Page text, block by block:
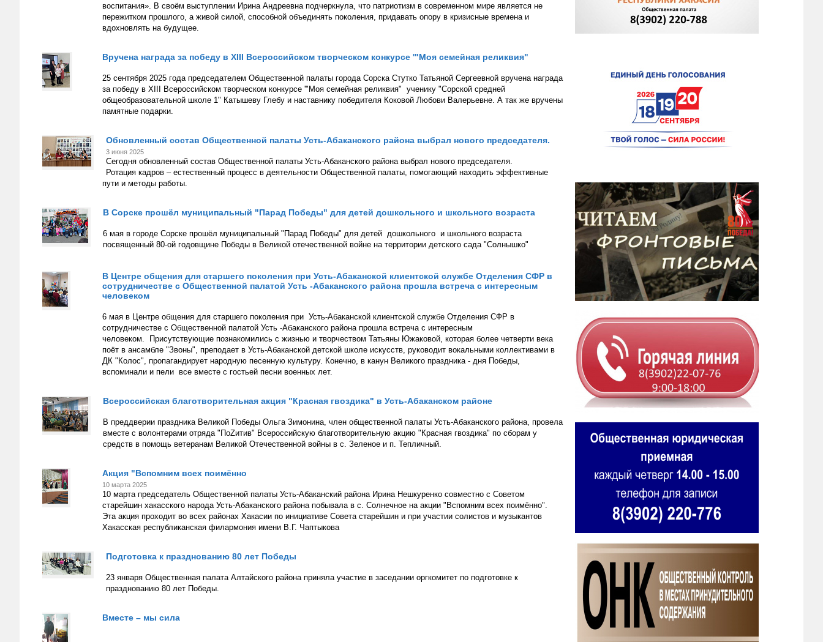
воспитания». В своём выступлении Ирина Андреевна подчеркнула, что патриотизм в современном мире является не
пережитком прошлого, а живой силой, способной объединять поколения, придавать опору в кризисные времена и
вдохновлять на будущее.
Вручена награда за победу в XIII Всероссийском творческом конкурсе '"Моя семейная реликвия"
25 сентября 2025 года председателем Общественной палаты города Сорска Стутко Татьяной Сергеевной вручена награда
за победу в XIII Всероссийском творческом конкурсе '"Моя семейная реликвия" ученику "Сорской средней
общеобразовательной школе 1" Катышеву Глебу и наставнику победителя Коковой Любови Валерьевне. А так же вручены
памятные подарки.
Обновленный состав Общественной палаты Усть-Абаканского района выбрал нового председателя.
3 июня 2025
Сегодня обновленный состав Общественной палаты Усть-Абаканского района выбрал нового председателя.
Ротация кадров – естественный процесс в деятельности Общественной палаты, помогающий находить эффективные
пути и методы работы.
В Сорске прошёл муниципальный "Парад Победы" для детей дошкольного и школьного возраста
6 мая в городе Сорске прошёл муниципальный "Парад Победы" для детей дошкольного и школьного возраста
посвященный 80-ой годовщине Победы в Великой отечественной войне на территории детского сада "Солнышко"
В Центре общения для старшего поколения при Усть-Абаканской клиентской службе Отделения СФР в
сотрудничестве с Общественной палатой Усть -Абаканского района прошла встреча с интересным
человеком
6 мая в Центре общения для старшего поколения при Усть-Абаканской клиентской службе Отделения СФР в
сотрудничестве с Общественной палатой Усть -Абаканского района прошла встреча с интересным
человеком. Присутствующие познакомились с жизнью и творчеством Татьяны Южаковой, которая более четверти века
поёт в ансамбле "Звоны", преподает в Усть-Абаканской детской школе искусств, руководит вокальными коллективами в
ДК "Колос", пропагандирует народную песенную культуру. Конечно, в канун Великого праздника - дня Победы,
вспоминали и пели все вместе с гостьей песни военных лет.
Всероссийская благотворительная акция "Красная гвоздика" в Усть-Абаканском районе
В преддверии праздника Великой Победы Ольга Зимонина, член общественной палаты Усть-Абаканского района, провела
вместе с волонтерами отряда "ПоZитив" Всероссийскую благотворительную акцию "Красная гвоздика" по сборам у
средств в помощь ветеранам Великой Отечественной войны в с. Зеленое и п. Тепличный.
Акция "Вспомним всех поимённо
10 марта 2025
10 марта председатель Общественной палаты Усть-Абаканский района Ирина Нешкуренко совместно с Советом
старейшин хакасского народа Усть-Абаканского района побывала в с. Солнечное на акции "Вспомним всех поимённо".
Эта акция проходит во всех районах Хакасии по инициативе Совета старейшин и при участии солистов и музыкантов
Хакасская республиканская филармония имени В.Г. Чаптыкова
Подготовка к празднованию 80 лет Победы
23 января Общественная палата Алтайского района приняла участие в заседании оргкомитет по подготовке к
празднованию 80 лет Победы.
Вместе – мы сила